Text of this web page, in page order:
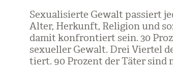
Sexua­li­sierte Gewalt pas­siert
Alter, Her­kunft, Reli­gion und
damit kon­fron­tiert sein. 30
sexu­el­ler Gewalt. Drei Vier­tel
tiert. 90 Pro­zent der Täter sind